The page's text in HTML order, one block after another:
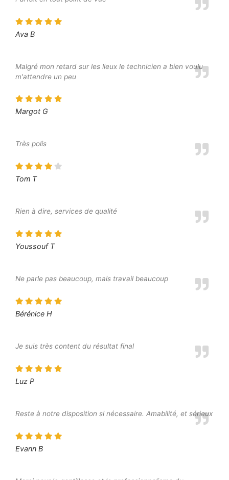
Ava B
Malgré mon retard sur les lieux le technicien a bien voulu
m'attendre un peu
Margot G
Très polis
Tom T
Rien à dire, services de qualité
Youssouf T
Ne parle pas beaucoup, mais travail beaucoup
Bérénice H
Je suis très content du résultat final
Luz P
Reste à notre disposition si nécessaire. Amabilité, et sérieux
Evann B